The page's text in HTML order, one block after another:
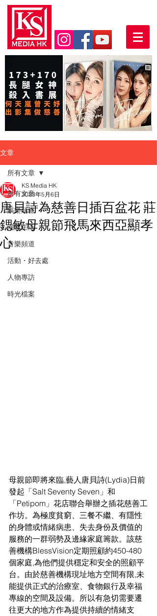
文章
所有文章
娛樂頭條
潮流生活
音樂頻道
活動・好去處
人物專訪
時光檔案
所有文章
唐貝詩為慈善日插百盆花 莊
鍶敏母親節飛馬來西亞顯孝
心
KS Media HK
2023年5月6日
母親節即將來臨,藝人唐貝詩(Lydia)日前
發起「Salt Seventy Seven」和
「Petipom」花店聯合舉辦之插花慈善工
作坊。為極度貧窮、三餐不繼、有隱性
的身體或情緒病患、失去身份及價值的
服務的一群弱勢及邊緣家庭籌款。該慈
善機構BlessVision定期照顧約450-480
個家庭,為他們提供穩定和安全的照顧平
台。由於慈善機構現址地方空間有限,未
能提供正式的治療室、食物銀行及幸福
專線的空間及設備。所以有急切需要遷
往更大的地方作為提供持續的情緒支